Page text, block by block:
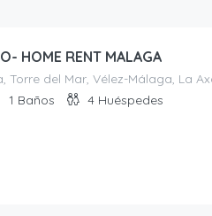
HOME RENT MALAGA
Torre del Mar, Vélez-Málaga, La
1 Baños 4 Huéspedes